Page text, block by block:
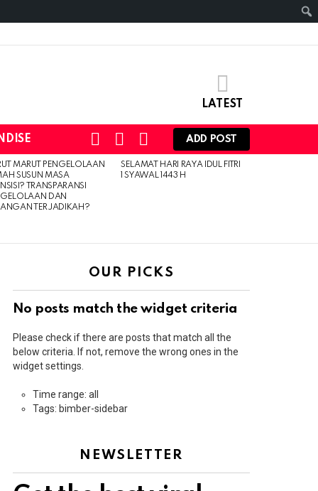
LATEST
SWITCHSEARCHLOGIN
ADD POST
MARUT PENGELOLAAN
SUSUN MASA
TRANSPARANSI
DAN
TERJADIKAH?
SELAMAT HARI RAYA IDUL FITRI
1 SYAWAL 1443 H
OUR PICKS
No posts match the widget criteria
Please check if there are posts that match all the
below criteria. If not, remove the wrong ones in the
widget settings.
Time range: all
Tags: bimber-sidebar
NEWSLETTER